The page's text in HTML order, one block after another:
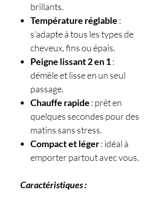
brillants.
Température réglable :
s’adapte à tous les types de
cheveux, fins ou épais.
Peigne lissant 2 en 1:
démêle et lisse en un seul
passage.
Chauffe rapide : prêt en
quelques secondes pour des
matins sans stress.
Compact et léger: idéal à
emporter partout avec vous.
Caractéristiques :